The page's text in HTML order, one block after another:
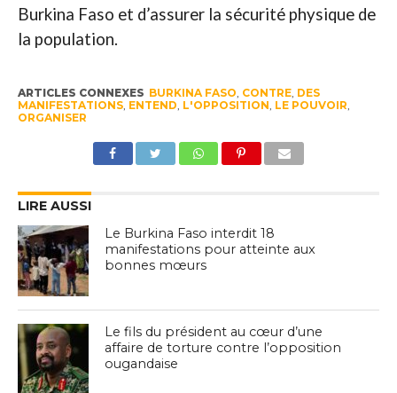
Burkina Faso et d’assurer la sécurité physique de
la population.
ARTICLES CONNEXES BURKINA FASO CONTRE, DES
MANIFESTATIONS, ENTEND L'OPPOSITION LE POUVOIR
ORGANISER
LIRE AUSSI
Le Burkina Faso interdit 18
manifestations pour atteinte aux
bonnes mœurs
Le fils du président au cœur d’une
affaire de torture contre l’opposition
ougandaise